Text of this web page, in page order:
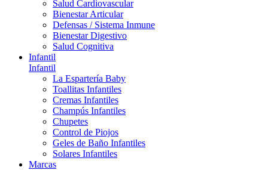
Salud Cardiovascular
Bienestar Articular
Defensas / Sistema Inmune
Bienestar Digestivo
Salud Cognitiva
Infantil
Infantil
La Espartería Baby
Toallitas Infantiles
Cremas Infantiles
Champús Infantiles
Chupetes
Control de Piojos
Geles de Baño Infantiles
Solares Infantiles
Marcas